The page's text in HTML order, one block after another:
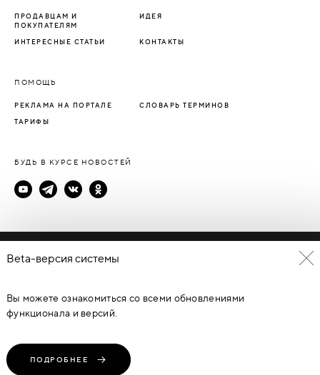
ПРОДАВЦАМ И
ПОКУПАТЕЛЯМ
ИДЕЯ
ИНТЕРЕСНЫЕ СТАТЬИ КОНТАКТЫ
ПОМОЩЬ
РЕКЛАМА НА ПОРТАЛЕ СЛОВАРЬ ТЕРМИНОВ
ТАРИФЫ
БУДЬ В КУРСЕ НОВОСТЕЙ
Политика конфиденциальности
© Каталог дверей - DverProf, 2021-2026Материалы сайта
являются объектами авторского права. Запрещается
копирование, распространение, любое использование
ФЕДЕРАЦИИ ОТ 09.07.93Г. №5351-1 “ОБ АВТОРСКОМ ПРАВЕ И
СМЕЖНЫХ ПРАВАХ” (с изменениями от 19 июля 1995 г., 20 июля
Beta-версия системы
Вы можете ознакомиться со всеми обновлениями
функционала и версий.
ПОДРОБНЕЕ